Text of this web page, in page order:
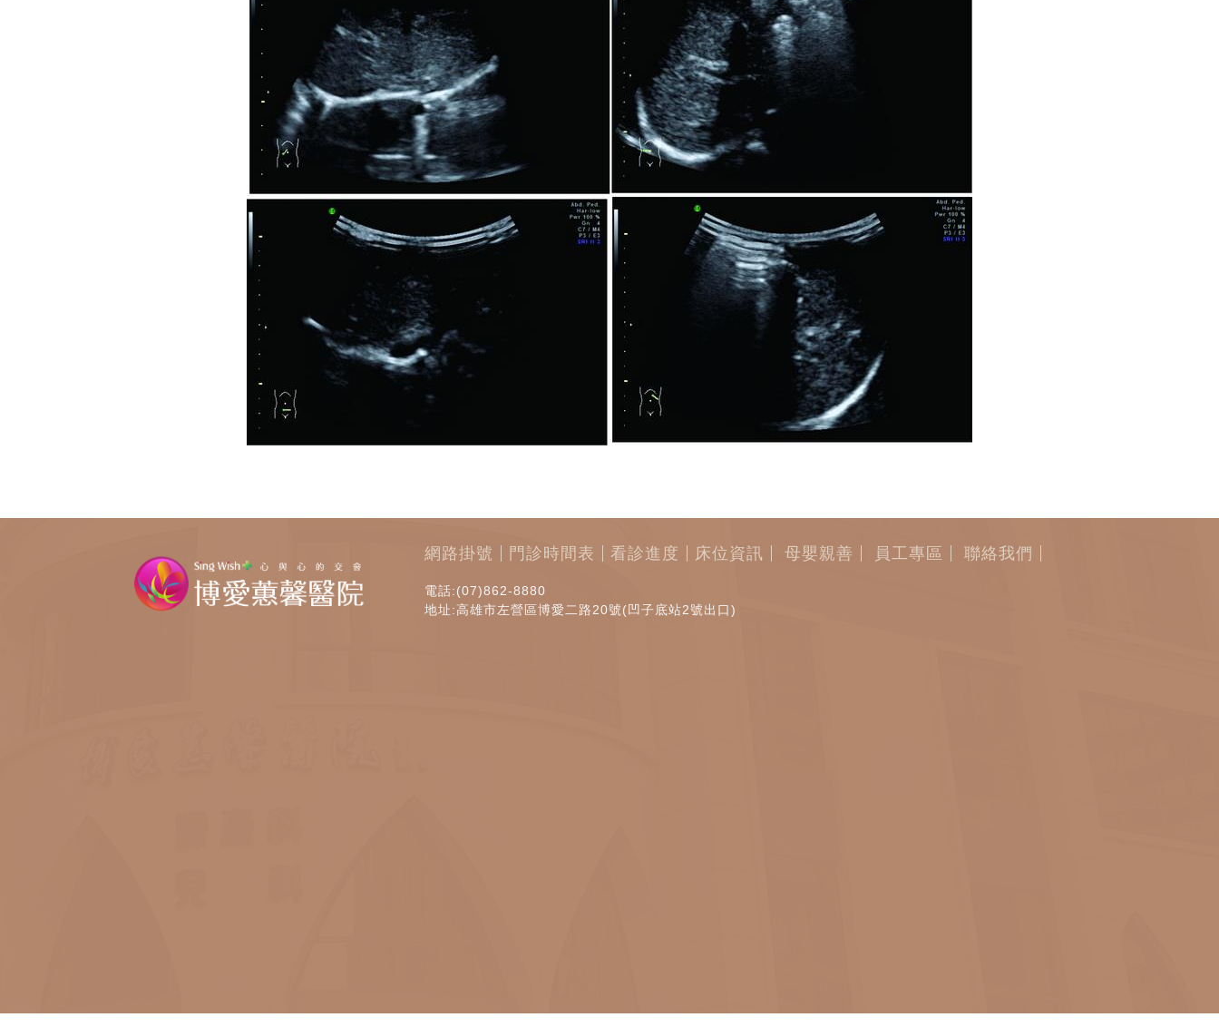
網路掛號 門診時間表 看診進度 床位資訊 母嬰親善 員工專區 聯絡我們
電話:(07)862-8880
地址:高雄市左營區博愛二路20號(凹子底站2號出口)